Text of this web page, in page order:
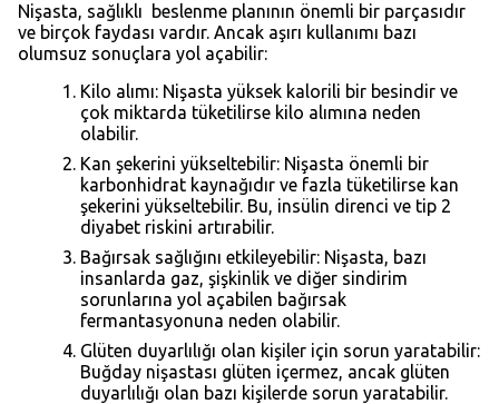
Nişasta, sağlıklı beslenme planının önemli bir parçasıdır
ve birçok faydası vardır. Ancak aşırı kullanımı bazı
olumsuz sonuçlara yol açabilir:
Kilo alımı: Nişasta yüksek kalorili bir besindir ve
çok miktarda tüketilirse kilo alımına neden
olabilir.
Kan şekerini yükseltebilir: Nişasta önemli bir
karbonhidrat kaynağıdır ve fazla tüketilirse kan
şekerini yükseltebilir. Bu, insülin direnci ve tip 2
diyabet riskini artırabilir.
Bağırsak sağlığını etkileyebilir: Nişasta, bazı
insanlarda gaz, şişkinlik ve diğer sindirim
sorunlarına yol açabilen bağırsak
fermantasyonuna neden olabilir.
Glüten duyarlılığı olan kişiler için sorun yaratabilir:
Buğday nişastası glüten içermez, ancak glüten
duyarlılığı olan bazı kişilerde sorun yaratabilir.